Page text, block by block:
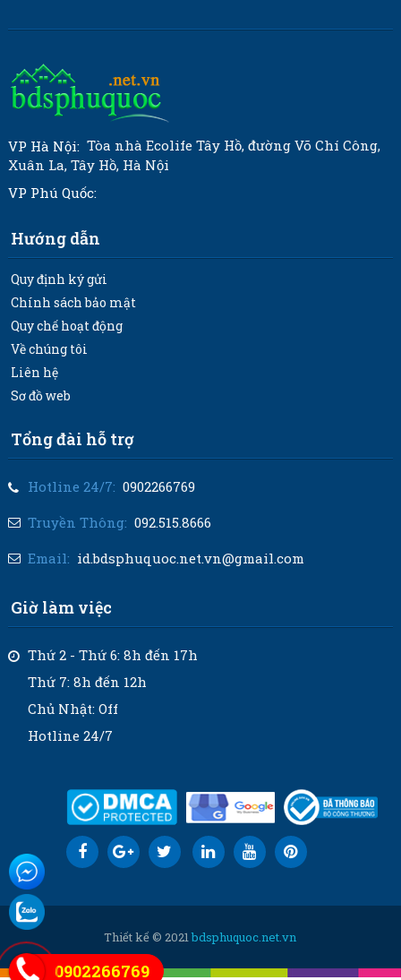
VP Hà Nội: Tòa nhà Ecolife Tây Hồ, đường Võ Chí Công,
Xuân La, Tây Hồ, Hà Nội
VP Phú Quốc:
Hướng dẫn
Quy định ký gửi
Chính sách bảo mật
Quy chế hoạt động
Về chúng tôi
Liên hệ
Sơ đồ web
Tổng đài hỗ trợ
Hotline 24/7: 0902266769
Truyền Thông: 092.515.8666
Email: id.bdsphuquoc.net.vn@gmail.com
Giờ làm việc
Thứ 2 - Thứ 6: 8h đến 17h
Thứ 7: 8h đến 12h
Chủ Nhật: Off
Hotline 24/7
Thiết kế © 2021bdsphuquoc.net.vn
0902266769